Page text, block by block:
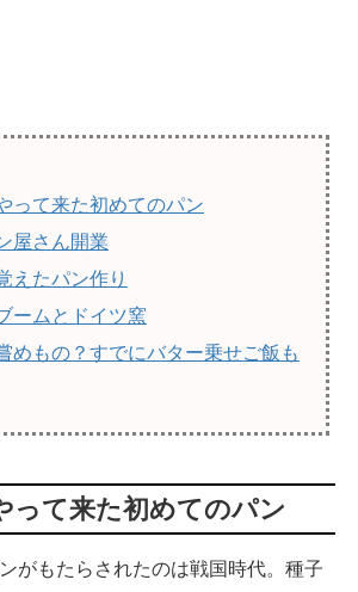
って来た初めてのパン
屋さん開業
えたパン作り
ームとドイツ窯
めもの？すでにバター乗せご飯も
って来た初めてのパン
がもたらされたのは戦国時代。種子